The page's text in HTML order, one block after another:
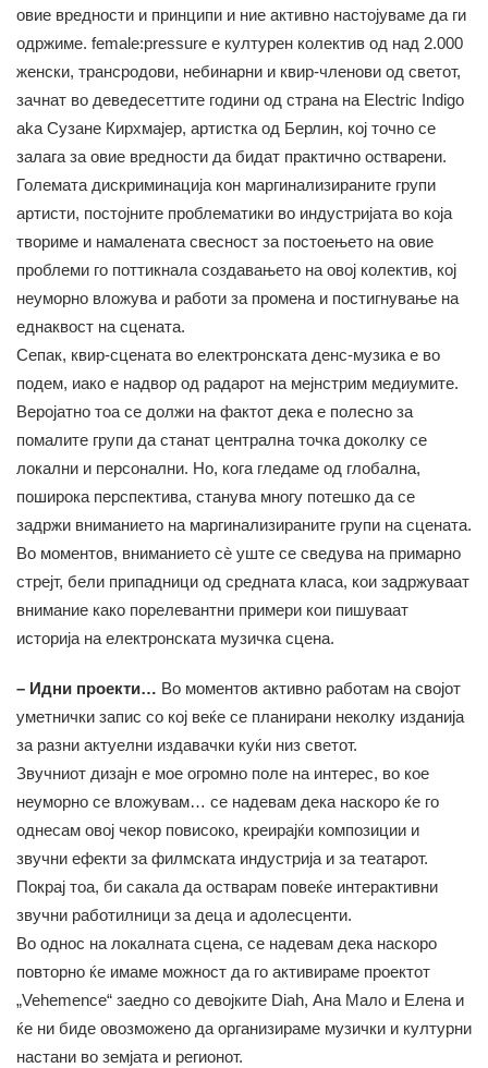
овие вредности и принципи и ние активно настојуваме да ги
одржиме. female:pressure е културен колектив од над 2.000
женски, трансродови, небинарни и квир-членови од светот,
зачнат во деведесеттите години од страна на Electric Indigo
aka Сузане Кирхмајер, артистка од Берлин, кој точно се
залага за овие вредности да бидат практично остварени.
Големата дискриминација кон маргинализираните групи
артисти, постојните проблематики во индустријата во која
твориме и намалената свесност за постоењето на овие
проблеми го поттикнала создавањето на овој колектив, кој
неуморно вложува и работи за промена и постигнување на
еднаквост на сцената.
Сепак, квир-сцената во електронската денс-музика е во
подем, иако е надвор од радарот на мејнстрим медиумите.
Веројатно тоа се должи на фактот дека е полесно за
помалите групи да станат централна точка доколку се
локални и персонални. Но, кога гледаме од глобална,
поширока перспектива, станува многу потешко да се
задржи вниманието на маргинализираните групи на сцената.
Во моментов, вниманието сè уште се сведува на примарно
стрејт, бели припадници од средната класа, кои задржуваат
внимание како порелевантни примери кои пишуваат
историја на електронската музичка сцена.
– Идни проекти… Во моментов активно работам на својот
уметнички запис со кој веќе се планирани неколку изданија
за разни актуелни издавачки куќи низ светот.
Звучниот дизајн е мое огромно поле на интерес, во кое
неуморно се вложувам… се надевам дека наскоро ќе го
однесам овој чекор повисоко, креирајќи композиции и
звучни ефекти за филмската индустрија и за театарот.
Покрај тоа, би сакала да остварам повеќе интерактивни
звучни работилници за деца и адолесценти.
Во однос на локалната сцена, се надевам дека наскоро
повторно ќе имаме можност да го активираме проектот
„Vehemence“ заедно со девојките Diah, Ана Мало и Елена и
ќе ни биде овозможено да организираме музички и културни
настани во земјата и регионот.